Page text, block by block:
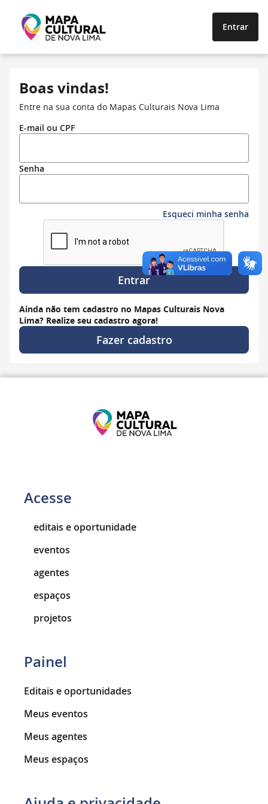
Entrar
Boas vindas!
Entre na sua conta do Mapas Culturais Nova Lima
E-mail ou CPF
Senha
Esqueci minha senha
Entrar
Ainda não tem cadastro no Mapas Culturais Nova
Lima? Realize seu cadastro agora!
Fazer cadastro
Acesse
editais e oportunidade
eventos
agentes
espaços
projetos
Painel
Editais e oportunidades
Meus eventos
Meus agentes
Meus espaços